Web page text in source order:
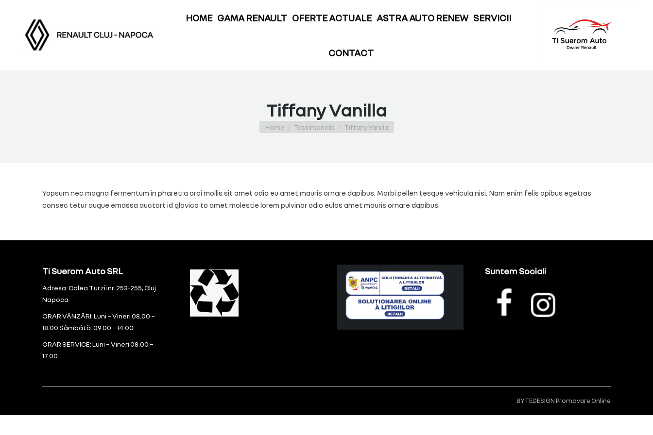
HOME GAMA RENAULT OFERTE ACTUALE ASTRA AUTO RENEW SERVICII
CONTACT
Tiffany Vanilla
You are here:
Home Testimonials Tiffany Vanilla
Yopsum nec magna fermentum in pharetra orci mollis sit amet odio eu amet mauris ornare dapibus. Morbi pellen tesque vehicula nisi. Nam enim felis apibus egetras
consec tetur augue emassa auctort id glavico to amet molestie lorem pulvinar odio eulos amet mauris ornare dapibus.
Ti Suerom Auto SRL
Adresa: Calea Turzii nr. 253-255, Cluj
Napoca
ORAR VÂNZĂRI: Luni – Vineri 08.00 –
18.00 Sâmbătă: 09.00 – 14.00
ORAR SERVICE: Luni – Vineri 08.00 –
17.00
Suntem Sociali
BYTEDESIGNPromovare Online
HOME GAMA RENAULT OFERTE ACTUALE ASTRA AUTO RENEW SERVICII
CONTACT